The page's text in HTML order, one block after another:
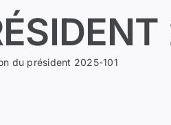
du président 2025-101